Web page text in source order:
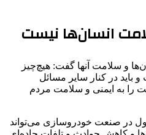
انسان‌ها نیست
و سلامت آنها گفت: هیچ‌چیز
باید در کنار سایر مسائل
را به ایمنی و سلامت مردم
در صنعت خودروسازی می‌تواند